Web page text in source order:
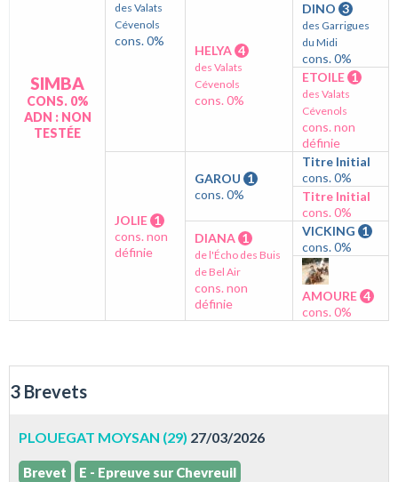
SIMBA
CONS. 0%
ADN : NON
TESTÉE
des Valats
Cévenols
cons. 0%
HELYA 4
des Valats
Cévenols
cons. 0%
DINO 3
des Garrigues
du Midi
cons. 0%
ETOILE 1
des Valats
Cévenols
cons. non
définie
JOLIE 1
cons. non
définie
GAROU 1
cons. 0%
Titre Initial
cons. 0%
Titre Initial
cons. 0%
DIANA 1
de l'Écho des Buis
de Bel Air
cons. non
définie
VICKING 1
cons. 0%
AMOURE 4
cons. 0%
3 Brevets
PLOUEGAT MOYSAN (29) 27/03/2026
Brevet E - Epreuve sur Chevreuil